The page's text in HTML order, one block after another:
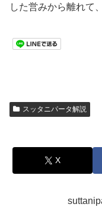
した営みから離れて
スッタニパータ解説
X